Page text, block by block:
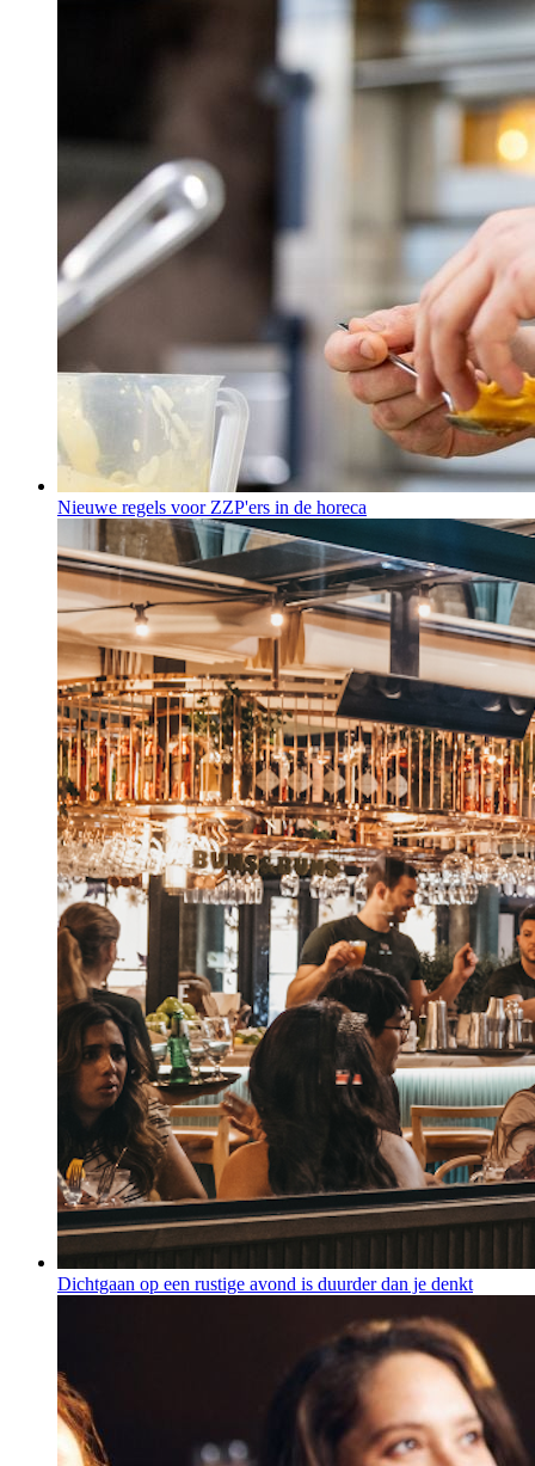
Nieuwe regels voor ZZP'ers in de horeca
Dichtgaan op een rustige avond is duurder dan je denkt